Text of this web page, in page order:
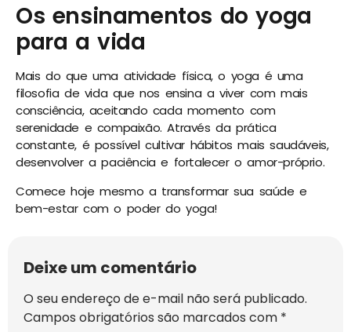
Os ensinamentos do yoga
para a vida
Mais do que uma atividade física, o yoga é uma
filosofia de vida que nos ensina a viver com mais
consciência, aceitando cada momento com
serenidade e compaixão. Através da prática
constante, é possível cultivar hábitos mais saudáveis,
desenvolver a paciência e fortalecer o amor-próprio.
Comece hoje mesmo a transformar sua saúde e
bem-estar com o poder do yoga!
Deixe um comentário
O seu endereço de e-mail não será publicado.
Campos obrigatórios são marcados com *